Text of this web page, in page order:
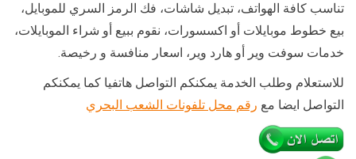
تناسب كافة الهواتف، تبديل شاشات، فك الرمز السري للموبايل،
بيع خطوط موبايلات أو اكسسورات، نقوم ببيع أو شراء الموبايلات،
خدمات سوفت وير أو هارد وير، اسعار منافسة و رخيصة.
للاستعلام وطلب الخدمة يمكنكم التواصل هاتفيا كما يمكنكم
التواصل ايضا مع رقم محل تلفونات الشعب البحري